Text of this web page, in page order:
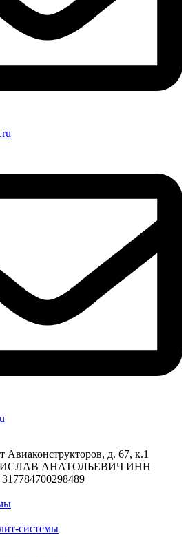
Авиаконструкторов, д. 67, к.1
АНАТОЛЬЕВИЧ ИНН
системы